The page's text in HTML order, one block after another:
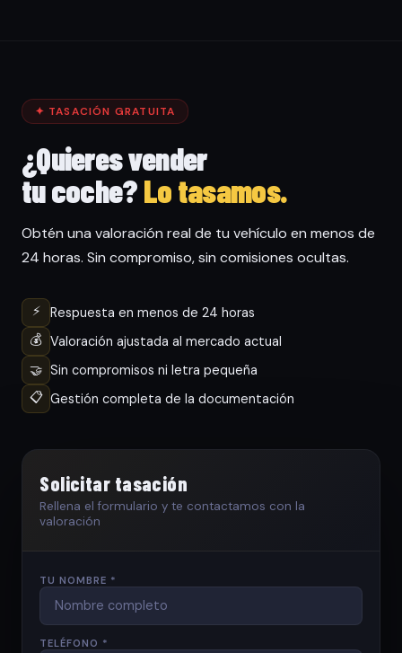
✦ TASACIÓN GRATUITA
¿Quieres vender
tu coche?Lo tasamos.
Obtén una valoración real de tu vehículo en menos de
24 horas. Sin compromiso, sin comisiones ocultas.
⚡
Respuesta en menos de 24 horas
💰 Valoración ajustada al mercado actual
🤝 Sin compromisos ni letra pequeña
📋 Gestión completa de la documentación
Solicitar tasación
Rellena el formulario y te contactamos con la
valoración
TU NOMBRE *
TELÉFONO *